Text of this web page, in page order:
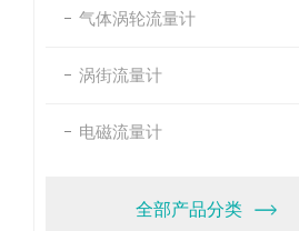
气体涡轮流量计
涡街流量计
电磁流量计
全部产品分类